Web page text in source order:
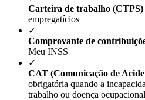
Carteira de trabalho (CTPS)
empregatícios
✓
Comprovante de
Meu INSS
✓
CAT (Comunicação de
obrigatória quando a
trabalho ou doença ocupacional